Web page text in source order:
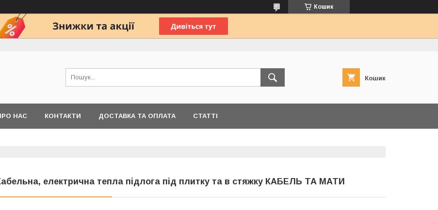
Кошик
Кошик
НАС КОНТАКТИ ДОСТАВКА ТА ОПЛАТА СТАТТІ
електрична тепла підлога під плитку та в стяжку КАБЕЛЬ ТА МАТИ